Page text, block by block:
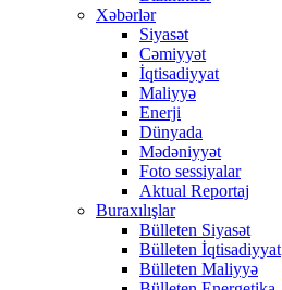
Xəbərlər
Siyasət
Cəmiyyət
İqtisadiyyat
Maliyyə
Enerji
Dünyada
Mədəniyyət
Foto sessiyalar
Aktual Reportaj
Buraxılışlar
Bülleten Siyasət
Bülleten İqtisadiyyat
Bülleten Maliyyə